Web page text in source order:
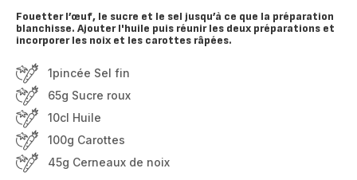
Fouetter l’œuf, le sucre et le sel jusqu’à ce que la préparation
blanchisse. Ajouter l'huile puis réunir les deux préparations et
incorporer les noix et les carottes râpées.
1pincée Sel fin
65g Sucre roux
10cl Huile
100g Carottes
45g Cerneaux de noix